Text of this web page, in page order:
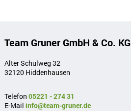
Team Gruner GmbH & Co. KG
Alter Schulweg 32
32120 Hiddenhausen
Telefon 05221 - 274 31
E-Mail info@team-gruner.de